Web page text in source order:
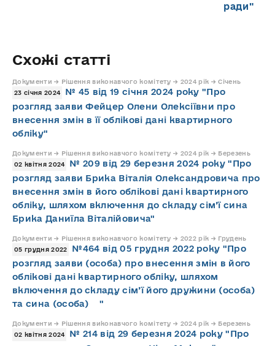
ради"
Схожі статті
Документи → Рішення виконавчого комітету → 2024 рік → Січень
23 січня 2024
№ 45 від 19 січня 2024 року "Про
розгляд заяви Фейцер Олени Олексіївни про
внесення змін в її облікові дані квартирного
обліку"
Документи → Рішення виконавчого комітету → 2024 рік → Березень
02 квітня 2024
№ 209 від 29 березня 2024 року "Про
розгляд заяви Брика Віталія Олександровича про
внесення змін в його облікові дані квартирного
обліку, шляхом включення до складу сім’ї сина
Брика Даниїла Віталійовича"
Документи → Рішення виконавчого комітету → 2022 рік → Грудень
05 грудня 2022
№464 від 05 грудня 2022 року "Про
розгляд заяви (особа) про внесення змін в його
облікові дані квартирного обліку, шляхом
включення до складу сім’ї його дружини (особа)
та сина (особа) "
Документи → Рішення виконавчого комітету → 2024 рік → Березень
02 квітня 2024
№ 214 від 29 березня 2024 року "Про